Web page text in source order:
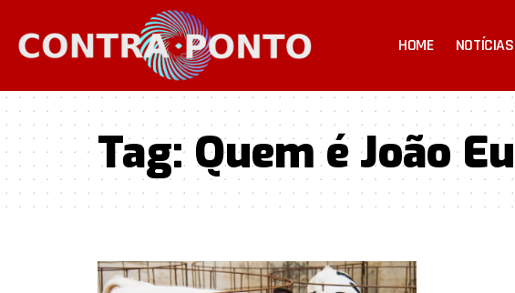
HOME NOTÍCIAS
Tag:Quem é João